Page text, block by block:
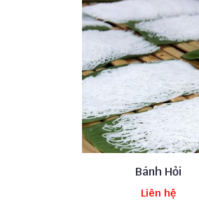
Bánh Hỏi
Liên hệ